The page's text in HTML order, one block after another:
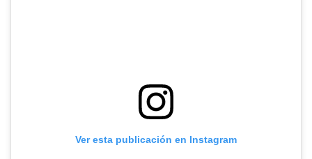
Ver esta publicación en Instagram